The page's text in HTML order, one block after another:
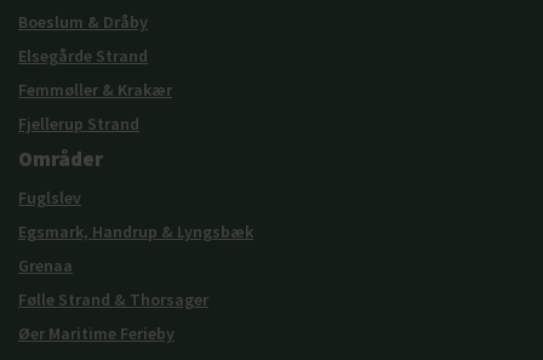
Boeslum & Dråby
Elsegårde Strand
Femmøller & Krakær
Fjellerup Strand
Områder
Fuglslev
Egsmark, Handrup & Lyngsbæk
Grenaa
Følle Strand & Thorsager
Øer Maritime Ferieby